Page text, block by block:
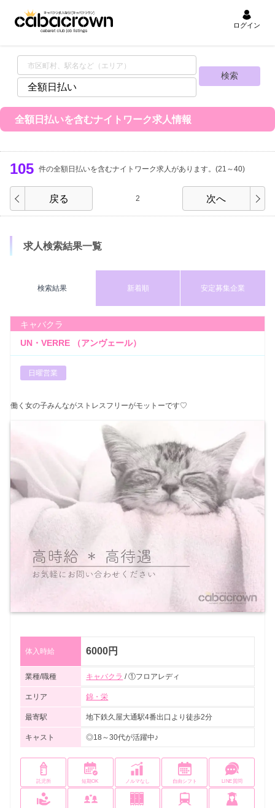
ログイン
全額日払いを含むナイトワーク求人情報
105 件の全額日払いを含むナイトワーク求人があります。(21～40)
戻る 2 次へ
求人検索結果一覧
検索結果 新着順 安定募集企業
キャバクラ
UN・VERRE （アンヴェール）
日曜営業
働く女の子みんながストレスフリーがモットーです♡
体入時給 6000円
業種/職種 キャバクラ / ①フロアレディ
エリア 錦・栄
最寄駅 地下鉄久屋大通駅4番出口より徒歩2分
キャスト ◎18～30代が活躍中♪
託児所 短期OK ノルマなし 自由シフト LINE質問